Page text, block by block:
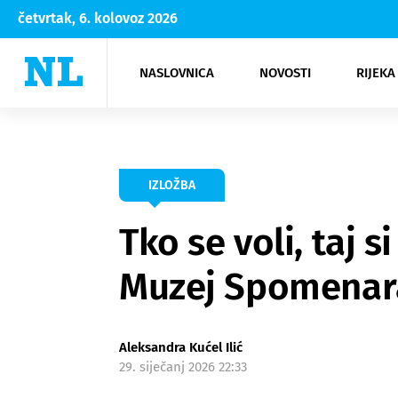
četvrtak, 6. kolovoz 2026
NASLOVNICA NOVOSTI
Rijeka Opatija
NK
Moda
Kultura
IZLOŽBA
Tko se voli, taj
Muzej
Aleksandra Kućel Ilić
29. siječanj 2026 22:33